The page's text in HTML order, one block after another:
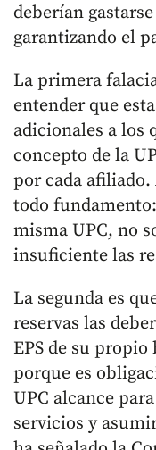
deberían
garantizando el
La primera
entender que
adicionales a los
concepto de la
por cada
todo
misma UPC, no
insuficiente las
La segunda es
reservas las
EPS de su
porque es
UPC alcance
servicios y